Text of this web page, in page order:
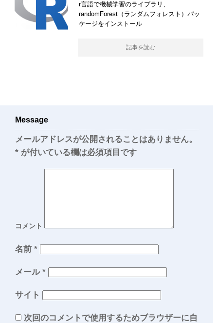
r言語で機械学習のライブラリ、
randomForest（ランダムフォレスト）パッ
ケージをインストール
記事を読む
Message
メールアドレスが公開されることはありません。
* が付いている欄は必須項目です
コメント
名前 *
メール *
サイト
次回のコメントで使用するためブラウザーに自